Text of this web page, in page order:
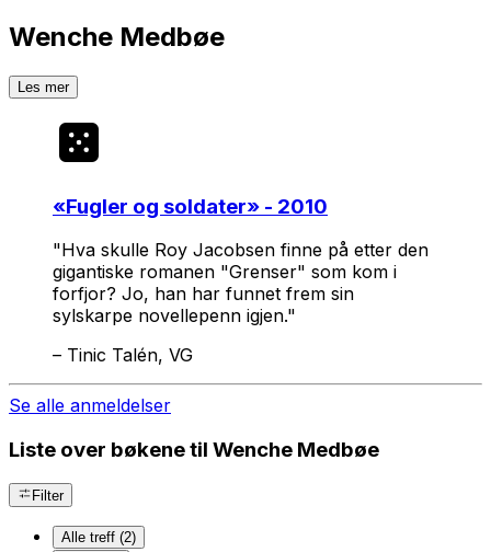
Wenche Medbøe
Les mer
«Fugler og soldater» - 2010
"Hva skulle Roy Jacobsen finne på etter den
gigantiske romanen "Grenser" som kom i
forfjor? Jo, han har funnet frem sin
sylskarpe novellepenn igjen."
– Tinic Talén, VG
Se alle anmeldelser
Liste over bøkene til Wenche Medbøe
Filter
Alle treff (2)